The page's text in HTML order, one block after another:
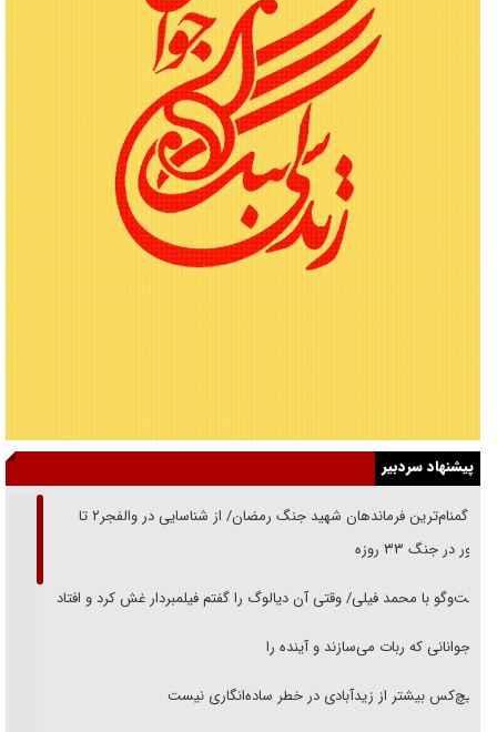
پیشنهاد سردبیر
از گمنام‌ترین فرماندهان شهید جنگ رمضان/ از شناسایی در والفجر۲ تا
حضور در جنگ ۳۳ روزه
گفت‌وگو با محمد فیلی/ وقتی آن دیالوگ را گفتم فیلمبردار غش کرد و افتاد
نوجوانانی که ربات می‌سازند و آینده را
هیچ‌کس بیشتر از زیدآبادی در خطر ساده‌انگاری نیست